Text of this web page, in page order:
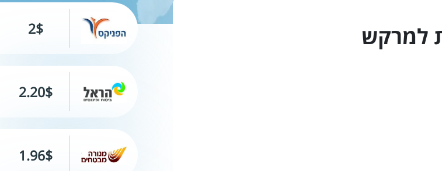
למרקש 2$
2.20$
1.96$